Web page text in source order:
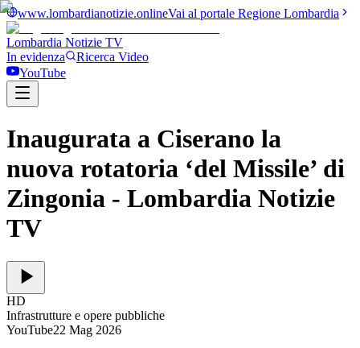
www.lombardianotizie.onlineVai al portale Regione Lombardia
Lombardia Notizie TV
In evidenza
Ricerca Video
YouTube
Inaugurata a Ciserano la
nuova rotatoria ‘del Missile’ di
Zingonia - Lombardia Notizie
TV
HD
Infrastrutture e opere pubbliche
YouTube22 Mag 2026